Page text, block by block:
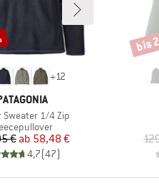
+12
Sweater 1/4 Zip
Preis
€ reduzierter Preis
ab 58,48 €
4,7(47)
bis